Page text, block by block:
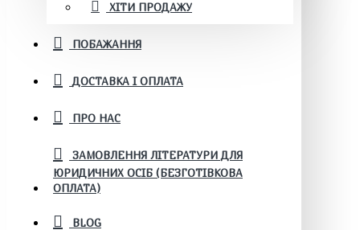
ХІТИ ПРОДАЖУ
ПОБАЖАННЯ
ДОСТАВКА І ОПЛАТА
ПРО НАС
ЗАМОВЛЕННЯ ЛІТЕРАТУРИ ДЛЯ
ЮРИДИЧНИХ ОСІБ (БЕЗГОТІВКОВА
ОПЛАТА)
BLOG